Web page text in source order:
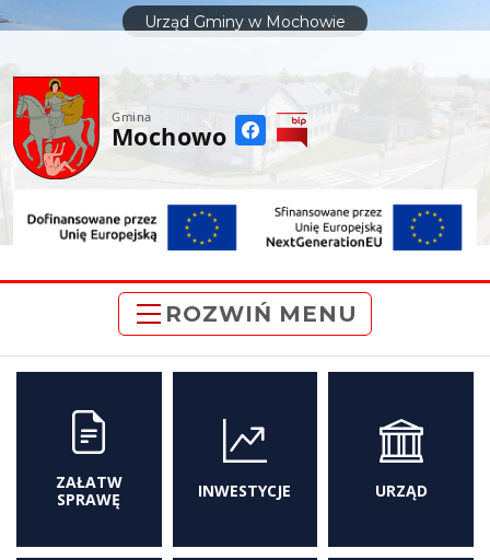
treści
Urząd Gminy w Mochowie
Gmina
Mochowo
ROZWIŃ MENU
ZAŁATW
SPRAWĘ
INWESTYCJE URZĄD